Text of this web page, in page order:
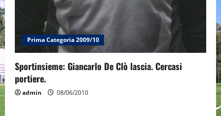
Prima Categoria 2009/10
Sportinsieme: Giancarlo De Clò lascia. Cercasi
portiere.
admin 08/06/2010